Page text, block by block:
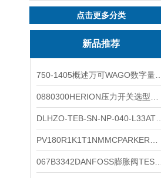
点击更多分类
新品推荐